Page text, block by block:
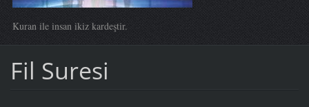
Kuran ile insan ikiz kardeştir.
Fil Suresi